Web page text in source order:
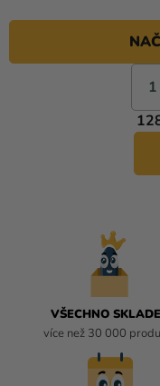
1
VŠECHNO
více než 30 000